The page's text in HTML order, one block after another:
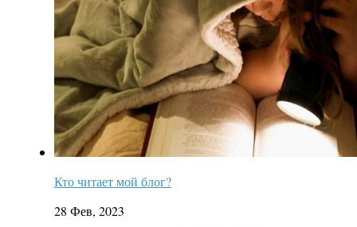
Кто читает мой блог?
28 Фев, 2023